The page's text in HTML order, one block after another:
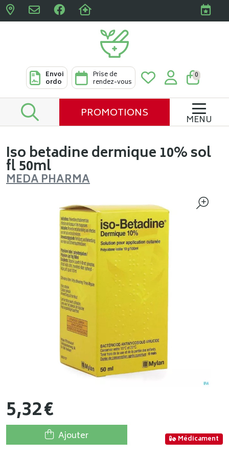
Pharmacies Clabots &
Envoi
ordo
Prise de
rendez-vous
0
PROMOTIONS MENU
Iso betadine dermique 10% sol
fl 50ml
MEDA PHARMA
5,32€
Ajouter Médicament